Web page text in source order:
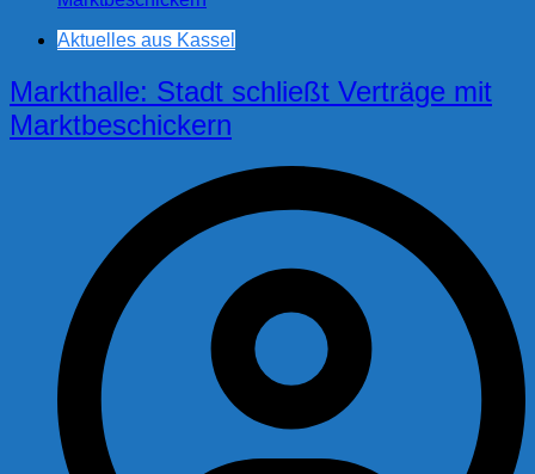
Aktuelles aus Kassel
Markthalle: Stadt schließt Verträge mit
Marktbeschickern